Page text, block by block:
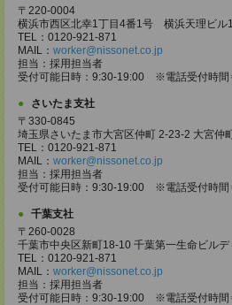
〒220-0004
横浜市西区北幸1丁目4番1号 横浜天理ビル
TEL：0120-921-871
MAIL： worker@nissonet.co.jp
担当：採用担当者
受付可能日時：9:30-19:00 ※電話受付時
さいたま支社
〒330-0845
埼玉県さいたま市大宮区仲町 2-23-2 大宮仲
TEL：0120-921-871
MAIL： worker@nissonet.co.jp
担当：採用担当者
受付可能日時：9:30-19:00 ※電話受付時
千葉支社
〒260-0028
千葉市中央区新町18-10 千葉第一生命ビルデ
TEL：0120-921-871
MAIL： worker@nissonet.co.jp
担当：採用担当者
受付可能日時：9:30-19:00 ※電話受付時